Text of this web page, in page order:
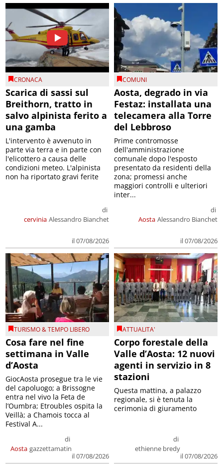
CRONACA
Scarica di sassi sul
Breithorn, tratto in
salvo alpinista ferito a
una gamba
cervinia
di
Alessandro Bianchet
il 07/08/2026
L'intervento è avvenuto in
parte via terra e in parte con
l'elicottero a causa delle
condizioni meteo. L'alpinista
non ha riportato gravi ferite
COMUNI
Aosta, degrado in via
Festaz: installata una
telecamera alla Torre
del Lebbroso
Aosta
di
Alessandro Bianchet
il 07/08/2026
Prime contromosse
dell'amministrazione
comunale dopo l'esposto
presentato da residenti della
zona; promessi anche
maggiori controlli e ulteriori
inter...
TURISMO & TEMPO LIBERO
Cosa fare nel fine
settimana in Valle
d’Aosta
Aosta
di
gazzettamatin
il 07/08/2026
GiocAosta prosegue tra le vie
del capoluogo; a Brissogne
entra nel vivo la Feta de
l’Oumbra; Etroubles ospita la
Veillà; a Chamois tocca al
Festival A...
ATTUALITA'
Corpo forestale della
Valle d’Aosta: 12 nuovi
agenti in servizio in 8
stazioni
di
ethienne bredy
il 07/08/2026
Questa mattina, a palazzo
regionale, si è tenuta la
cerimonia di giuramento